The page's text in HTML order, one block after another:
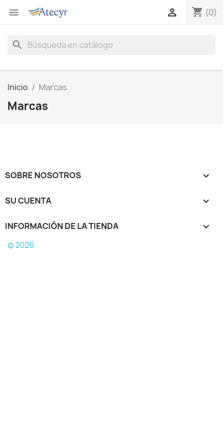
 shopping_cart (0)

search
Inicio Marcas
Marcas
SOBRE NOSOTROS 
SU CUENTA 
INFORMACIÓN DE LA TIENDA keyboard_arrow_down
© 2026